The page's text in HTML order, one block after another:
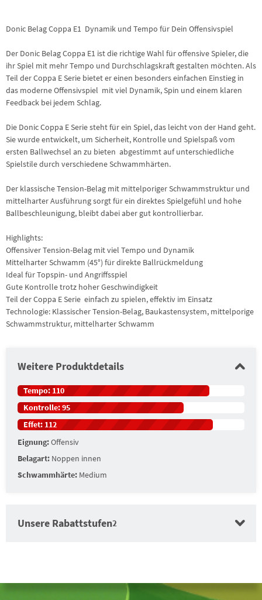
Donic Belag Coppa E1  Dynamik und Tempo für Dein Offensivspiel
Der Donic Belag Coppa E1 ist die richtige Wahl für offensive Spieler, die
ihr Spiel mit mehr Tempo und Durchschlagskraft gestalten möchten. Als
Teil der Coppa E Serie bietet er einen besonders einfachen Einstieg in
das moderne Offensivspiel  mit viel Dynamik, Spin und einem klaren
Feedback bei jedem Schlag.
Die Donic Coppa E Serie steht für ein Spiel, das leicht von der Hand geht.
Sie wurde entwickelt, um Sicherheit, Kontrolle und Spielspaß vom
ersten Ballwechsel an zu bieten  abgestimmt auf unterschiedliche
Spielstile durch verschiedene Schwammhärten.
Der klassische Tension-Belag mit mittelporiger Schwammstruktur und
mittelharter Ausführung sorgt für ein direktes Spielgefühl und hohe
Ballbeschleunigung, bleibt dabei aber gut kontrollierbar.
Highlights:
Offensiver Tension-Belag mit viel Tempo und Dynamik
Mittelharter Schwamm (45°) für direkte Ballrückmeldung
Ideal für Topspin- und Angriffsspiel
Gute Kontrolle trotz hoher Geschwindigkeit
Teil der Coppa E Serie  einfach zu spielen, effektiv im Einsatz
Technologie: Klassischer Tension-Belag, Baukastensystem, mittelporige
Schwammstruktur, mittelharter Schwamm
Weitere Produktdetails
Tempo:110
Kontrolle:95
Effet: 112
Eignung:Offensiv
Belagart: Noppen innen
Schwammhärte: Medium
Unsere Rabattstufen2